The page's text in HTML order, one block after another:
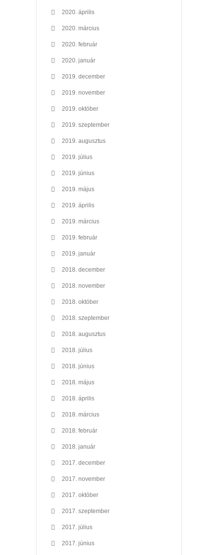
2020. április
2020. március
2020. február
2020. január
2019. december
2019. november
2019. október
2019. szeptember
2019. augusztus
2019. július
2019. június
2019. május
2019. április
2019. március
2019. február
2019. január
2018. december
2018. november
2018. október
2018. szeptember
2018. augusztus
2018. július
2018. június
2018. május
2018. április
2018. március
2018. február
2018. január
2017. december
2017. november
2017. október
2017. szeptember
2017. július
2017. június